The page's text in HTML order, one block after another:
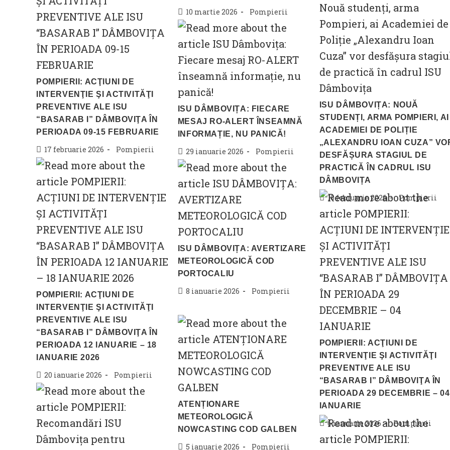
Post
published:
10 martie 2026
Post
category:
Pompierii
POMPIERII: ACŢIUNI DE
INTERVENŢIE ŞI ACTIVITĂŢI
PREVENTIVE ALE ISU
“BASARAB I” DÂMBOVIŢA ÎN
PERIOADA 09-15 FEBRUARIE
Post
published:
17 februarie 2026
Post
category:
Pompierii
ISU DÂMBOVIȚA: NOUĂ
STUDENȚI, ARMA POMPIERI, AI
ACADEMIEI DE POLIȚIE
„ALEXANDRU IOAN CUZA”
DESFĂȘURA STAGIUL DE
PRACTICĂ ÎN CADRUL ISU
DÂMBOVIȚA
Post
published:
10 februarie 2026
Post
category:
Pompierii
ISU DÂMBOVIȚA: FIECARE
MESAJ RO-ALERT ÎNSEAMNĂ
INFORMAȚIE, NU PANICĂ!
Post
published:
29 ianuarie 2026
Post
category:
Pompierii
POMPIERII: ACŢIUNI DE
INTERVENŢIE ŞI ACTIVITĂŢI
PREVENTIVE ALE ISU
“BASARAB I” DÂMBOVIŢA ÎN
PERIOADA 12 IANUARIE – 18
IANUARIE 2026
Post
published:
20 ianuarie 2026
Post
category:
Pompierii
ISU DÂMBOVIȚA: AVERTIZARE
METEOROLOGICĂ COD
PORTOCALIU
Post8 ianuarie 2026
Post
Pompierii
POMPIERII: ACŢIUNI DE
INTERVENŢIE ŞI ACTIVITĂŢI
PREVENTIVE ALE ISU
“BASARAB I” DÂMBOVIŢA ÎN
PERIOADA 29 DECEMBRIE – 04
IANUARIE
Post
published:
6 ianuarie 2026
Post
category:
Pompierii
ATENȚIONARE
METEOROLOGICĂ
NOWCASTING COD GALBEN
Post5 ianuarie 2026 Post
Pompierii